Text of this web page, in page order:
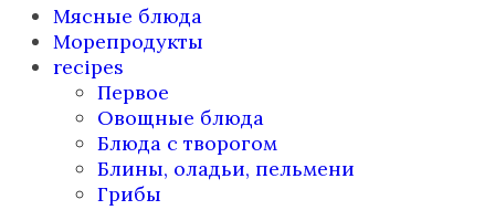
Мясные блюда
Морепродукты
recipes
Первое
Овощные блюда
Блюда с творогом
Блины, оладьи, пельмени
Грибы